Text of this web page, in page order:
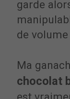
garde
de volume
Ma
chocolat